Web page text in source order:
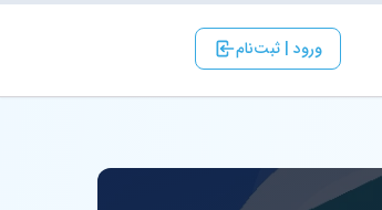
ورود | ثبت‌نام